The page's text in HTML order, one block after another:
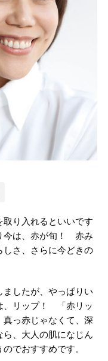
り入れるといいです
今は、赤が旬！ 赤み
しさ、さらに今どきの
したが、やっぱりい
、リップ！ 「赤リッ
っ赤じゃなくて、深
、大人の肌になじん
でおすすめです。